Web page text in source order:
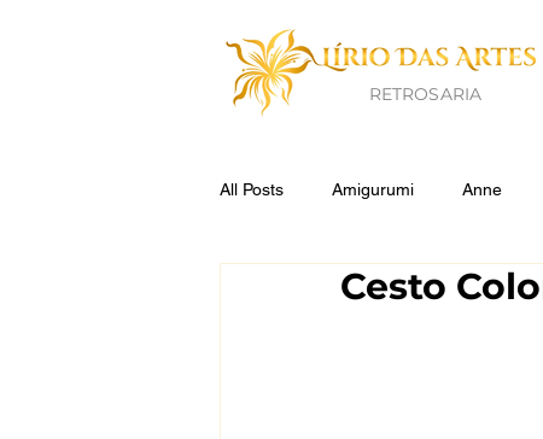
RETROSARIA
All Posts Amigurumi Anne
Cesto